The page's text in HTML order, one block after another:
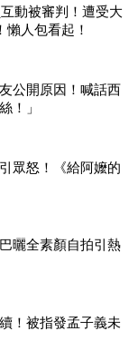
動被審判！遭受大
人包看起！
公開原因！喊話西
！」
眾怒！《給阿嬤的
曬全素顏自拍引熱
！被指發孟子義未